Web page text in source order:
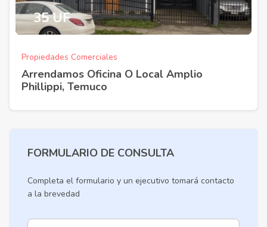
35 UF
Propiedades Comerciales
Arrendamos Oficina O Local Amplio
Phillippi, Temuco
FORMULARIO DE CONSULTA
Completa el formulario y un ejecutivo tomará contacto
a la brevedad